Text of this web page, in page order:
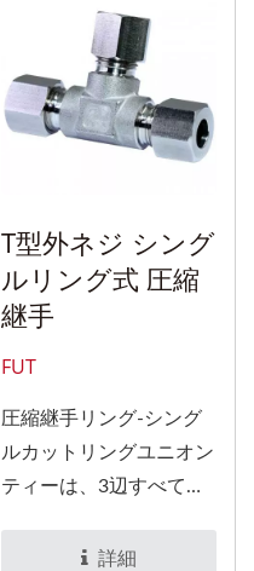
ングルカットリングは熱
処理加工が施され、硬度
は1000Hv以上であるた
め、より高い圧力に耐え
ることができます。
T型外ネジ シング
ルリング式 圧縮
継手
FUT
圧縮継手リング-シング
ルカットリングユニオン
ティーは、3辺すべてが
の接続ポートごとに異な
詳細